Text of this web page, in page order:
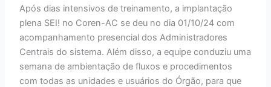
Após dias intensivos de treinamento, a implantação
plena SEI! no Coren-AC se deu no dia 01/10/24 com
acompanhamento presencial dos Administradores
Centrais do sistema. Além disso, a equipe conduziu uma
semana de ambientação de fluxos e procedimentos
com todas as unidades e usuários do Órgão, para que